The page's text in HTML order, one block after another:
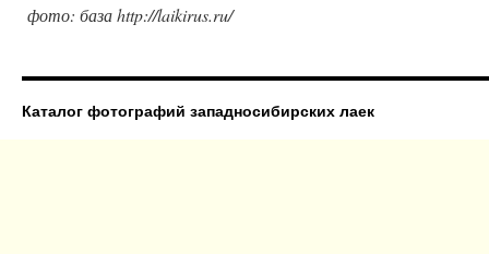
фото: база http://laikirus.ru/
Каталог фотографий западносибирских лаек